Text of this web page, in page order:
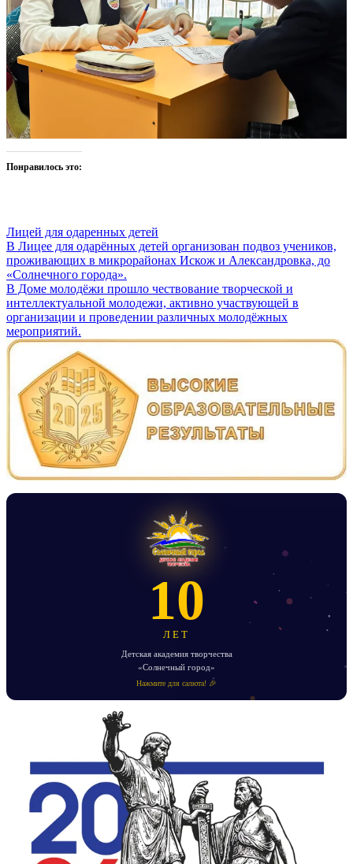
Понравилось это:
Лицей для одаренных детей
Навигация
по
записям
В Лицее для одарённых детей организован подвоз учеников,
проживающих в микрорайонах Искож и Александровка, до
«Солнечного города».
В Доме молодёжи прошло чествование творческой и
интеллектуальной молодежи, активно участвующей в
организации и проведении различных молодёжных
мероприятий.
10
ЛЕТ
Детская академия творчества
«Солнечный город»
Нажмите для салюта! 🎉